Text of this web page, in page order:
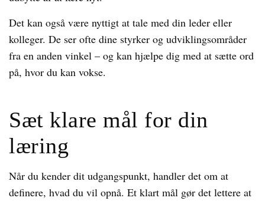
Det kan også være nyttigt at tale med din leder eller
kolleger. De ser ofte dine styrker og udviklingsområder
fra en anden vinkel – og kan hjælpe dig med at sætte ord
på, hvor du kan vokse.
Sæt klare mål for din
læring
Når du kender dit udgangspunkt, handler det om at
definere, hvad du vil opnå. Et klart mål gør det lettere at